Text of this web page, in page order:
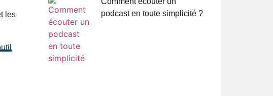
les
podcast en toute simplicité ?